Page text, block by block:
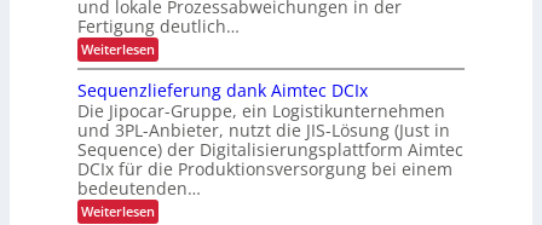
a
l
o
g
i
s
t
i
k
K
I
-
Z
e
i
t
a
l
n
g
f
ü
r
R
e
c
y
c
r
g
o
n
o
m
i
e
u
und lokale Prozessabweichungen in der
Fertigung deutlich…
Weiterlesen:
S
c
h
n
e
l
l
e
r
e
Sequenzlieferung dank Aimtec DCIx
Die Jipocar-Gruppe, ein Logistikunternehmen
und 3PL-Anbieter, nutzt die JIS-Lösung (Just in
Sequence) der Digitalisierungsplattform Aimtec
DCIx für die Produktionsversorgung bei einem
bedeutenden…
Weiterlesen: